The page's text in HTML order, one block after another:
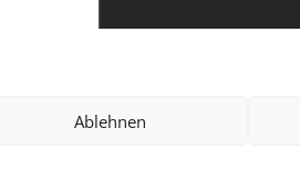
Ablehnen